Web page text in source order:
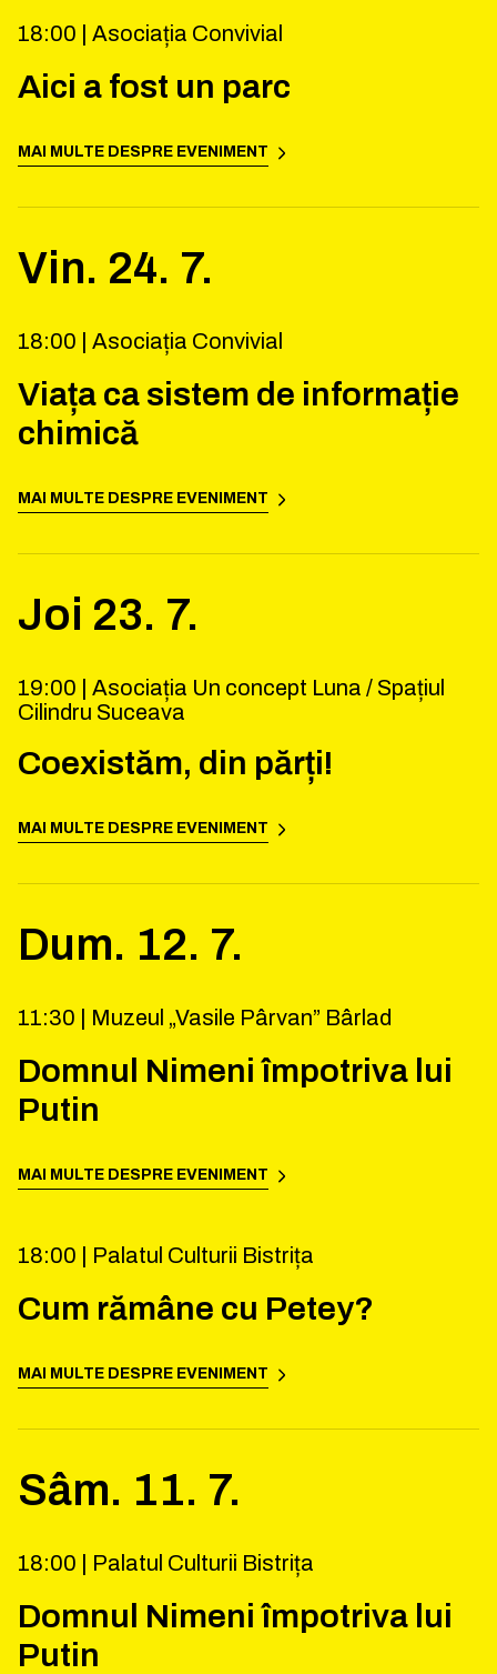
18:00 | Asociația Convivial
Aici a fost un parc
MAI MULTE DESPRE EVENIMENT
Vin. 24. 7.
18:00 | Asociația Convivial
Viața ca sistem de informație
chimică
MAI MULTE DESPRE EVENIMENT
Joi 23. 7.
19:00 | Asociația Un concept Luna / Spațiul
Cilindru Suceava
Coexistăm, din părți!
MAI MULTE DESPRE EVENIMENT
Dum. 12. 7.
11:30 | Muzeul „Vasile Pârvan” Bârlad
Domnul Nimeni împotriva lui
Putin
MAI MULTE DESPRE EVENIMENT
18:00 | Palatul Culturii Bistrița
Cum rămâne cu Petey?
MAI MULTE DESPRE EVENIMENT
Sâm. 11. 7.
18:00 | Palatul Culturii Bistrița
Domnul Nimeni împotriva lui
Putin